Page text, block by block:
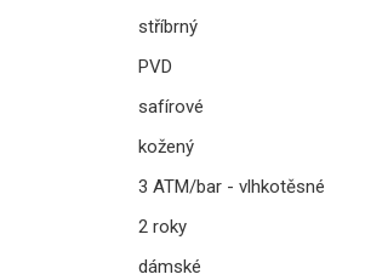
stříbrný
PVD
safírové
kožený
3 ATM/bar - vlhkotěsné
2 roky
dámské